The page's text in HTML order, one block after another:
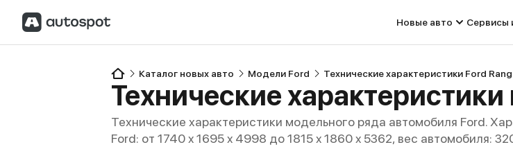
Новые авто Сервисы
Каталог новых авто Модели Ford Технические характеристики Ford
Технические
Технические характеристики модельного ряда автомобиля Ford.
Ford: от 1740 x 1695 x 4998 до 1815 x 1860 x 5362, вес автомобиля: